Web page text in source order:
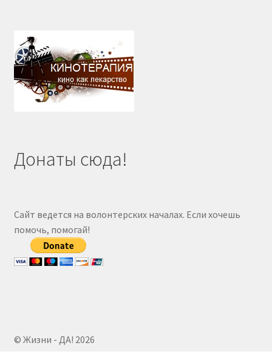
Донаты сюда!
Сайт ведется на волонтерских началах. Если хочешь
помочь, помогай!
© Жизни - ДА! 2026